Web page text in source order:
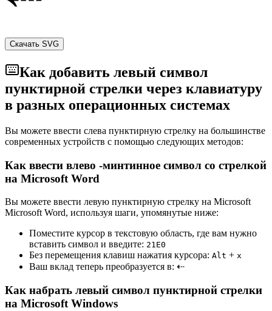
Скачать SVG
Как добавить левый символ
пунктирной стрелки через клавиатуру
в разных операционных системах
Вы можете ввести слева пунктирную стрелку на большинстве
современных устройств с помощью следующих методов:
Как ввести влево -минтинное символ со стрелкой
на Microsoft Word
Вы можете ввести левую пунктирную стрелку на Microsoft
Microsoft Word, используя шаги, упомянутые ниже:
Поместите курсор в текстовую область, где вам нужно
вставить символ и введите: 21E0
Без перемещения клавиш нажатия курсора: Alt + x
Ваш вклад теперь преобразуется в: ⇠
Как набрать левый символ пунктирной стрелки
на Microsoft Windows